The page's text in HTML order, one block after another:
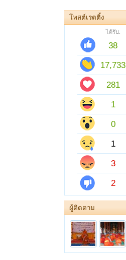
โพสต์เรตติ้ง
ได้รับ:
38
17,733
281
1
0
1
3
2
ผู้ติดตาม